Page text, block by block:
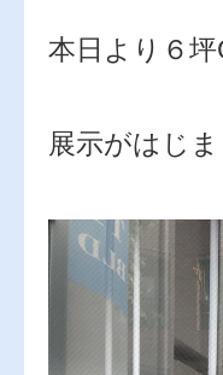
本日より６
展示がはじま